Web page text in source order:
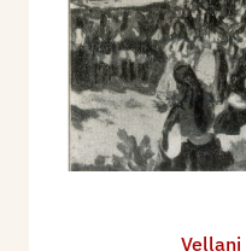
(disegni di Vellani
mensile, Verona,
1927 - Esposizione
d'Italia, catalogo
Vellani